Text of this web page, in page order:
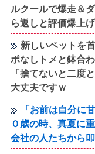
ルクールで爆走＆
ら返しと評価爆上
新しいペットを
ポなしトメと鉢合
「捨てないと二度
大丈夫ですｗ
「お前は自分に
０歳の時、真夏に
会社の人たちから